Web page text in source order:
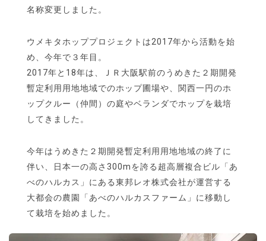
名称変更しました。
ウメキタホッププロジェクトは2017年から活動を始
め、今年で３年目。
2017年と18年は、ＪＲ大阪駅前のうめきた２期開発
暫定利用用地地域でのホップ圃場や、関西一円のホ
ップクルー（仲間）の庭やベランダでホップを栽培
してきました。
今年はうめきた２期開発暫定利用用地地域の終了に
伴い、日本一の高さ300mを誇る超高層複合ビル「あ
べのハルカス」にある東邦レオ株式会社が運営する
大都会の農園「あべのハルカスファーム」に移動し
て栽培を始めました。